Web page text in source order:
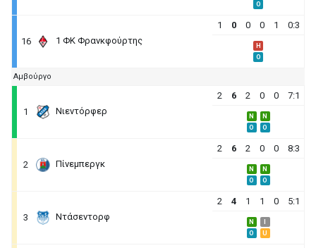
O
16 1 ΦΚ Φρανκφούρτης
1 0 0 0 1 0:3
H
O
Αμβούργο
1 Νιεντόρφερ
2 6 2 0 0 7:1
N
N
O
O
2 Πίνεμπεργκ
2 6 2 0 0 8:3
N
N
O
O
3 Ντάσεντορφ
2 4 1 1 0 5:1
N
O
U